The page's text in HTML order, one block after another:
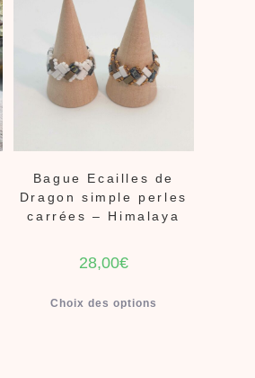
Bague Ecailles de
Dragon simple perles
carrées – Himalaya
28,00€
Choix des options